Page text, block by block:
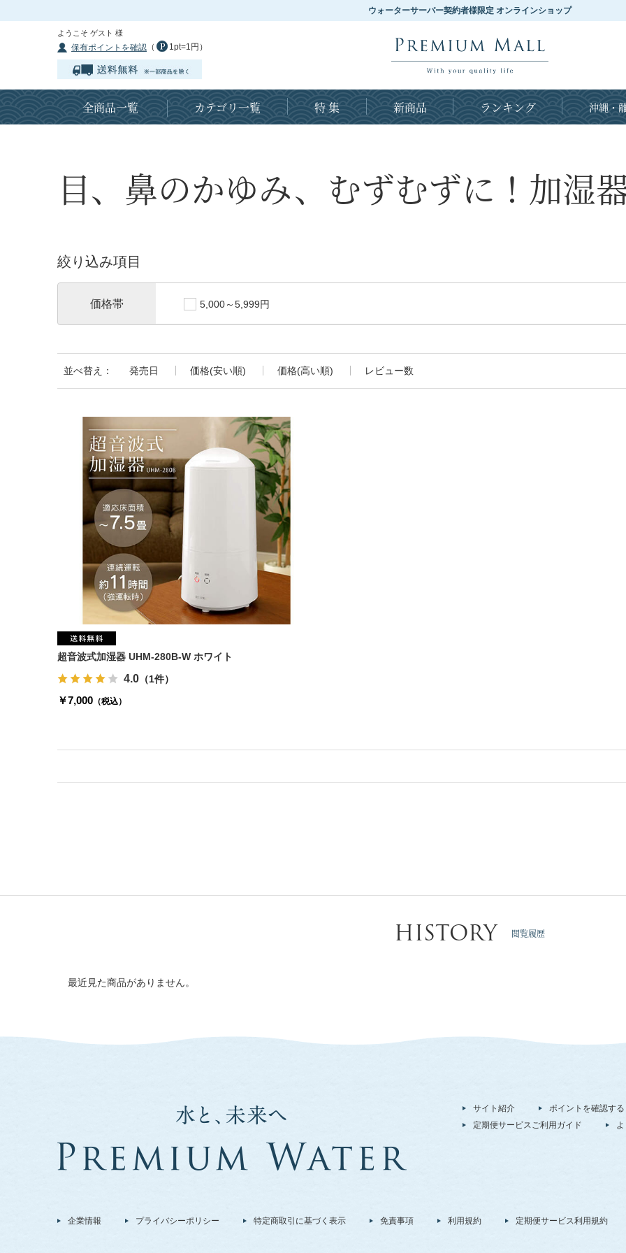
ウォーターサーバー契約者様限定 オンラインショップ
ようこそ ゲスト 様
保有ポイントを確認 （ 1pt=1円）
全商品一覧 カテゴリ一覧 特 集 新商品 ランキング 沖縄・
目、鼻のかゆみ、むずむずに！加湿
絞り込み項目
価格帯 5,000～5,999円
並べ替え： 発売日 価格(安い順) 価格(高い順) レビュー数
超音波式加湿器 UHM-280B-W ホワイト
4.0 （1件）
￥7,000 （税込）
HISTORY 閲覧履歴
最近見た商品がありません。
サイト紹介 ポイントを確認する
定期便サービスご利用ガイド
企業情報 プライバシーポリシー 特定商取引に基づく表示 免責事項 利用規約 定期便サービス利用規約